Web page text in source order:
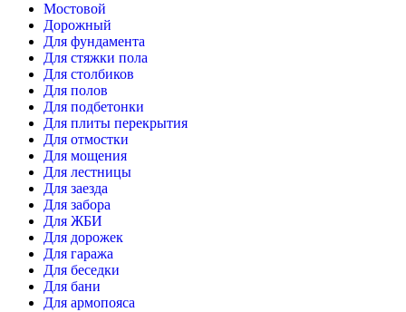
Мостовой
Дорожный
Для фундамента
Для стяжки пола
Для столбиков
Для полов
Для подбетонки
Для плиты перекрытия
Для отмостки
Для мощения
Для лестницы
Для заезда
Для забора
Для ЖБИ
Для дорожек
Для гаража
Для беседки
Для бани
Для армопояса